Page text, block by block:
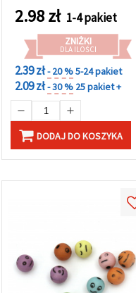
2.98zł 1-4 pakiet
ZNIŻKI
DLA ILOŚCI
2.39 zł- 20 %5-24 pakiet
2.09 zł- 30 % 25 pakiet +
DODAJ DO KOSZYKA